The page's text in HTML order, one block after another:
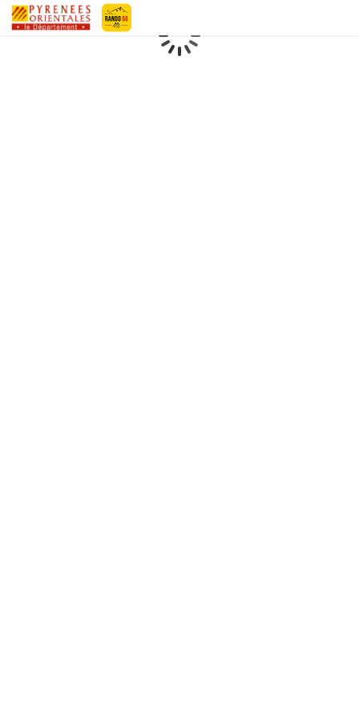
Geotrek-randoLoading